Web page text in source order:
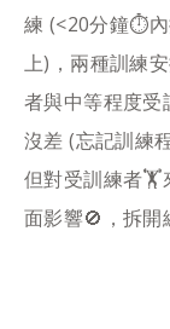
練 (<20分鐘⏱
上)，兩種訓練
者與中等程度受
沒差 (忘記訓練
但對受訓練者🏋️
面影響🚫，拆開